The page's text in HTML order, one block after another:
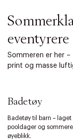
eventyrere
Sommeren er her
print og masse
Badetøy
Badetøy til barn –
pooldager og
øyeblikk.